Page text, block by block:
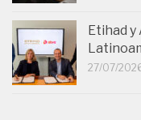
Etihad y
27/07/